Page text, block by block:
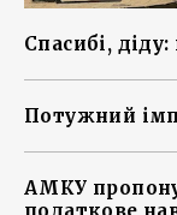
Спасибі,
Потужний
АМКУ